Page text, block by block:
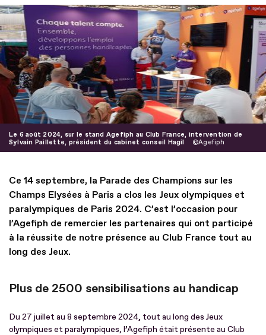
Le 6 août 2024, sur le stand Agefiph au Club France, intervention de
Sylvain Paillette, président du cabinet conseil Hagil
Agefiph
Ce 14 septembre, la Parade des Champions sur les
Champs Elysées à Paris a clos les Jeux olympiques et
paralympiques de Paris 2024. C’est l’occasion pour
l’Agefiph de remercier les partenaires qui ont participé
à la réussite de notre présence au Club France tout au
long des Jeux.
Plus de 2500 sensibilisations au handicap
Du 27 juillet au 8 septembre 2024, tout au long des Jeux
olympiques et paralympiques, l’Agefiph était présente au Club